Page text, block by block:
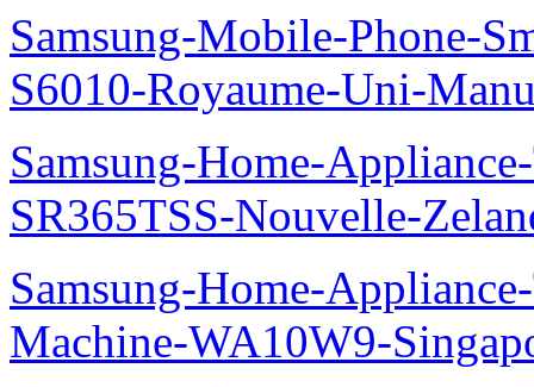
Samsung-Mobile-Phone-
S6010-Royaume-Uni-
Samsung-Home-
SR365TSS-Nouvelle-
Samsung-Home-
Machine-WA10W9-